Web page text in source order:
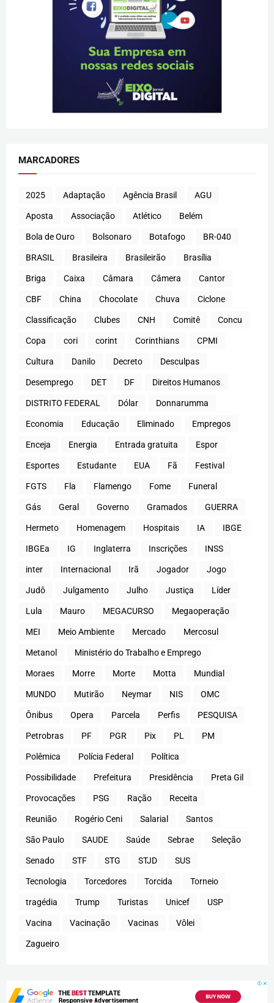
MARCADORES
2025 Adaptação Agência Brasil AGU
Aposta Associação Atlético Belém
Bola de Ouro Bolsonaro Botafogo BR-040
BRASIL Brasileira Brasileirão Brasília
Briga Caixa Câmara Câmera Cantor
CBF China Chocolate Chuva Ciclone
Classificação Clubes CNH Comitê Concu
Copa cori corint Corinthians CPMI
Cultura Danilo Decreto Desculpas
Desemprego DET DF Direitos Humanos
DISTRITO FEDERAL Dólar Donnarumma
Economia Educação Eliminado Empregos
Enceja Energia Entrada gratuita Espor
Esportes Estudante EUA Fã Festival
FGTS Fla Flamengo Fome Funeral
Gás Geral Governo Gramados GUERRA
Hermeto Homenagem Hospitais IA IBGE
IBGEa IG Inglaterra Inscrições INSS
inter Internacional Irã Jogador Jogo
Judô Julgamento Julho Justiça Líder
Lula Mauro MEGACURSO Megaoperação
MEI Meio Ambiente Mercado Mercosul
Metanol Ministério do Trabalho e Emprego
Moraes Morre Morte Motta Mundial
MUNDO Mutirão Neymar NIS OMC
Ônibus Opera Parcela Perfis PESQUISA
Petrobras PF PGR Pix PL PM
Polêmica Polícia Federal Política
Possibilidade Prefeitura Presidência Preta Gil
Provocações PSG Ração Receita
Reunião Rogério Ceni Salarial Santos
São Paulo SAUDE Saúde Sebrae Seleção
Senado STF STG STJD SUS
Tecnologia Torcedores Torcida Torneio
tragédia Trump Turistas Unicef USP
Vacina Vacinação Vacinas Vôlei
Zagueiro